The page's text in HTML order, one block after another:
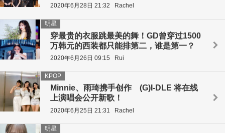
2020年6月28日 21:32 Rachel
穿最贵的衣服跳最美的舞！GD曾穿过1500
万韩元的西装都只能排第二，谁是第一？
明星
2020年6月26日 09:15 Rui
Minnie、雨琦携手创作 (G)I-DLE 将在线
上演唱会公开新歌！
KPOP
2020年6月25日 21:31 Rachel
明星